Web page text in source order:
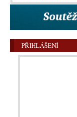
PŘIHLÁŠENÍ